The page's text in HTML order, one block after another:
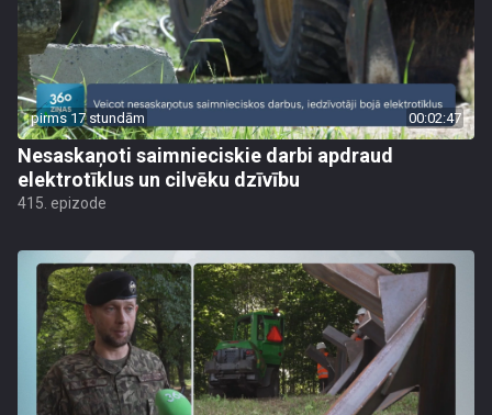
pirms 17 stundām 00:02:47
Nesaskaņoti saimnieciskie darbi apdraud
elektrotīklus un cilvēku dzīvību
415. epizode